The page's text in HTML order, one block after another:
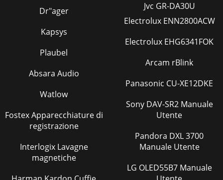
Dr"ager
Kapsys
Plaubel
Absara Audio
Watlow
Fostex Apparecchiature di
registrazione
Interlogix Lavagne
magnetiche
Jvc GR-DA30U
Electrolux ENN2800ACW
Electrolux EHG6341FOK
Arcam rBlink
Panasonic CU-XE12DKE
Sony DAV-SR2 Manuale
Utente
Pandora DXL 3700
Manuale Utente
LG OLED55B7 Manuale